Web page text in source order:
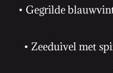
• Gegrilde
• Zeeduivel met